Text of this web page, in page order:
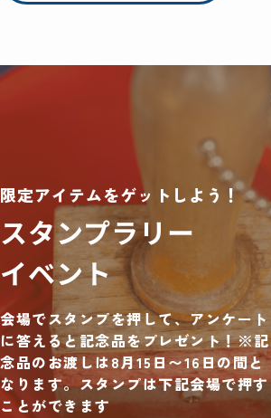
限定アイテムをゲットしよう！
スタンプラリー
イベント
会場でスタンプを押して、アンケート
に答えると記念品をプレゼント！※記
念品のお渡しは8月15日〜16日の間と
なります。スタンプは下記会場で押す
ことができます